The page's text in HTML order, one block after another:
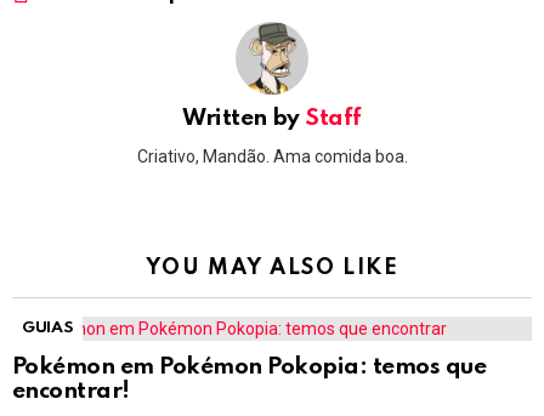
Written by Staff
Criativo, Mandão. Ama comida boa.
YOU MAY ALSO LIKE
GUIAS
Pokémon em Pokémon Pokopia: temos que
encontrar!